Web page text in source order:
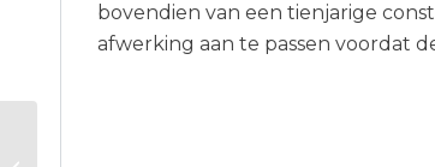
bovendien van een tienjarige
afwerking aan te passen voordat